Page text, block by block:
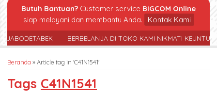
Butuh Bantuan? Customer service BIGCOM Online
siap melayani dan membantu Anda.
Kontak Kami
JABODETABEK BERBELANJA DI TOKO KAMI NIKMATI
Beranda »Article tag in 'C41N1541'
Tags C41N1541